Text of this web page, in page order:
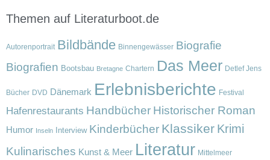
Themen auf Literaturboot.de
Autorenportrait Bildbände Binnengewässer Biografie
Biografien Bootsbau Bretagne Chartern Das Meer Detlef Jens
Bücher DVD Dänemark Erlebnisberichte Festival
Hafenrestaurants Handbücher Historischer Roman
Humor Inseln Interview Kinderbücher Klassiker Krimi
Kulinarisches Kunst & Meer Literatur Mittelmeer